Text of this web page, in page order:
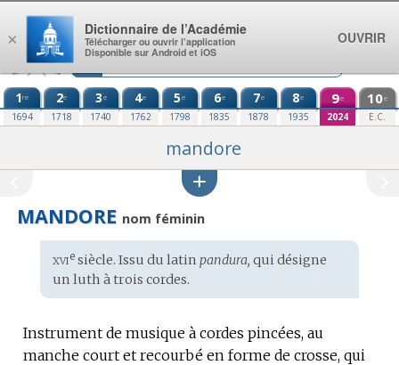
Aller au contenu
1re
1694
2e
1718
3e
1740
4e
1762
5e
1798
6e
1835
7e
1878
8e
1935
9e
2024
10e
E.C.
mandore
MANDORE nom féminin
Étymologie
:
xviesiècle. Issu du latin pandura, qui désigne
un luth à trois cordes.
Instrument de musique à cordes pincées, au
manche court et recourbé en forme de crosse, qui
×
Dictionnaire de l’Académie
Télécharger ou ouvrir l’application
Disponible sur Android et iOS
OUVRIR